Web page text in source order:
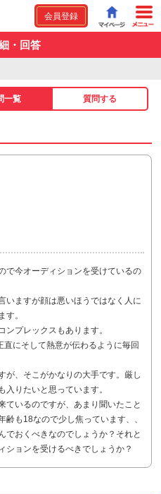
会員登録
・回答
一覧 質問する
で今オーディションを受けているの
いますが顔は悪いほうではなく人に
す。
ンプレックスもあります。
にそして熱意が伝わるように毎回
が、そこがかなりの大手です。厳し
入りたいと思っています。
ているのですが、あまり聞いたこと
も18なので少し焦っています、、
でおくべきなのでしょうか？それと
ションを受けるべきでしょうか？